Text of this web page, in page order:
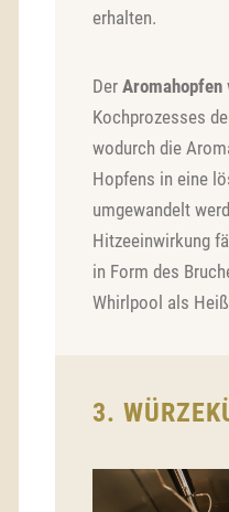
erhalten.
Der Aromahopfen
Kochprozesses
wodurch die
Hopfens in eine
umgewandelt
Hitzeeinwirkung
in Form des
Whirlpool als
3.